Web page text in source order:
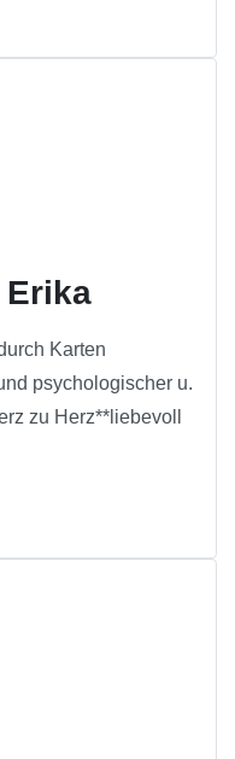
Erika
Karten
psychologischer u.
zu Herz**liebevoll